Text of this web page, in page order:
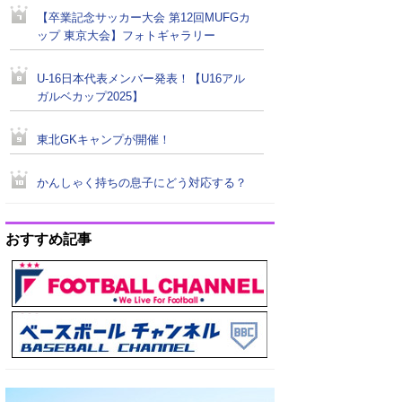
【卒業記念サッカー大会 第12回MUFGカ
ップ 東京大会】フォトギャラリー
U-16日本代表メンバー発表！【U16アル
ガルベカップ2025】
東北GKキャンプが開催！
かんしゃく持ちの息子にどう対応する？
おすすめ記事